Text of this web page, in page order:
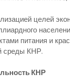
целей
питания и
среды КНР.
КНР